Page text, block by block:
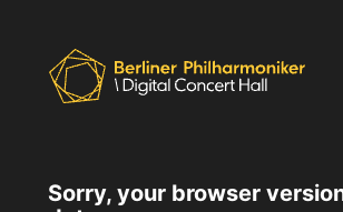
Sorry, your browser